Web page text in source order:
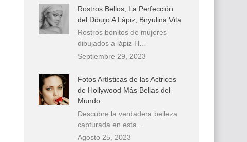
Rostros Bellos, La Perfección
del Dibujo A Lápiz, Biryulina Vita
Rostros bonitos de mujeres
dibujados a lápiz H…
Septiembre 29, 2023
Fotos Artísticas de las Actrices
de Hollywood Más Bellas del
Mundo
Descubre la verdadera belleza
capturada en esta…
Agosto 25, 2023